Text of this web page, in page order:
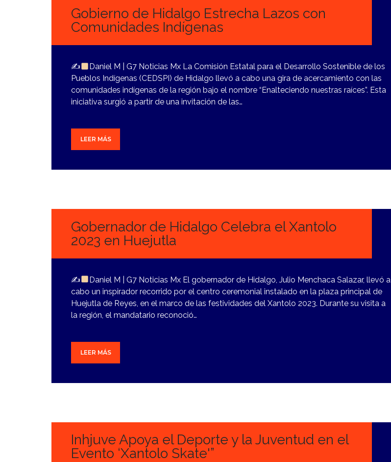
Gobierno de Hidalgo Estrecha Lazos con
Comunidades Indígenas
✍
Daniel M | G7 Noticias Mx La Comisión Estatal para el Desarrollo Sostenible de los
Pueblos Indígenas (CEDSPI) de Hidalgo llevó a cabo una gira de acercamiento con las
comunidades indígenas de la región bajo el nombre “Enalteciendo nuestras raíces”. Esta
iniciativa surgió a partir de una invitación de las…
LEER MÁS
Gobernador de Hidalgo Celebra el Xantolo
2023 en Huejutla
✍
Daniel M | G7 Noticias Mx El gobernador de Hidalgo, Julio Menchaca Salazar, llevó a
cabo un inspirador recorrido por el centro ceremonial instalado en la plaza principal de
Huejutla de Reyes, en el marco de las festividades del Xantolo 2023. Durante su visita a
la región, el mandatario reconoció…
LEER MÁS
Inhjuve Apoya el Deporte y la Juventud en el
Evento ‘Xantolo Skate'”